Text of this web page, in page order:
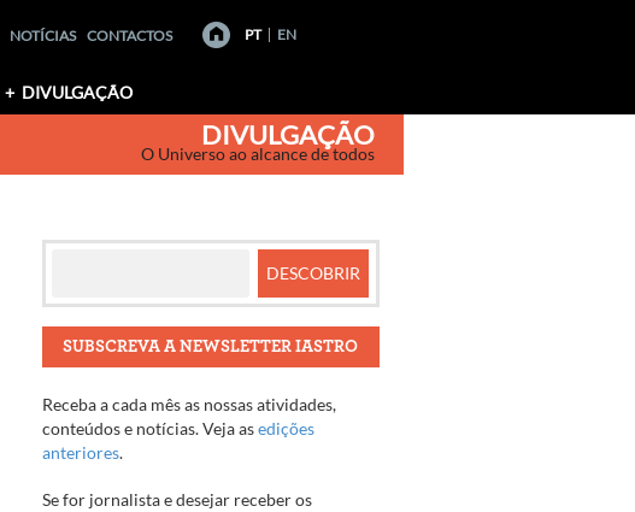
NOTÍCIAS CONTACTOS PT EN
DIVULGAÇÃO
DIVULGAÇÃO
O Universo ao alcance de todos
SUBSCREVA A NEWSLETTER IASTRO
Receba a cada mês as nossas atividades,
conteúdos e notícias. Veja asedições
anteriores.
Se for jornalista e desejar receber os